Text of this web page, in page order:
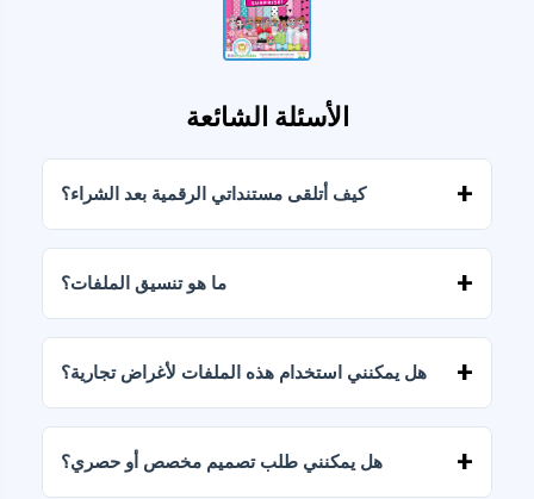
الأسئلة الشائعة
كيف أتلقى مستنداتي الرقمية بعد الشراء؟
ما هو تنسيق الملفات؟
الباقات أيضًا ملفات AI أو PDF.
هل يمكنني استخدام هذه الملفات لأغراض تجارية؟
هل يمكنني طلب تصميم مخصص أو حصري؟